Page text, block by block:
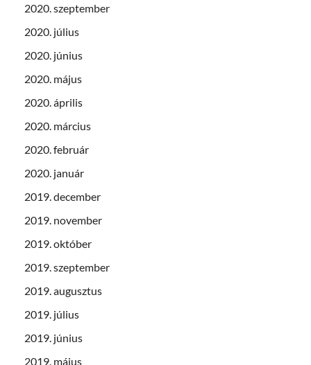
2020. szeptember
2020. július
2020. június
2020. május
2020. április
2020. március
2020. február
2020. január
2019. december
2019. november
2019. október
2019. szeptember
2019. augusztus
2019. július
2019. június
2019. május